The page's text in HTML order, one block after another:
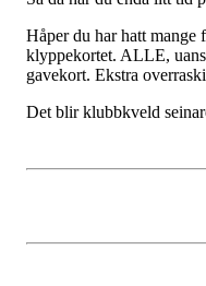
Håper du har hatt
klyppekortet. ALLE,
gavekort. Ekstra
Det blir klubbkveld